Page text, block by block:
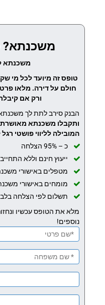
משכנתא?
משכנתא
טופס זה מיועד לכל מי
חולם על דירה. מלאו
ורק אם
הבנק סירב לתת לך
ותקבלו משכנתא
המובילה לליווי פושטי
כ – 95% הצלחה
ייעוץ חינם וללא
מטפלים באישורי
מומחים באישורי
תשלום לפי הצלחה
מלא את הטופס עכשיו
נוספים!